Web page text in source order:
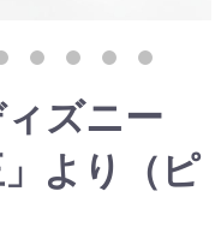
ズニー
」より（ピ